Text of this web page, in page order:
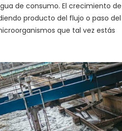
de consumo. El crecimiento
producto del flujo o paso del
que tal vez estás